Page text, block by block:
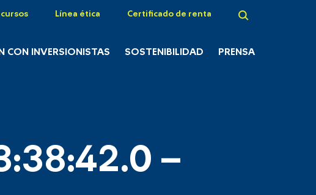
Línea ética Certificado de renta
CON INVERSIONISTAS SOSTENIBILIDAD PRENSA
–